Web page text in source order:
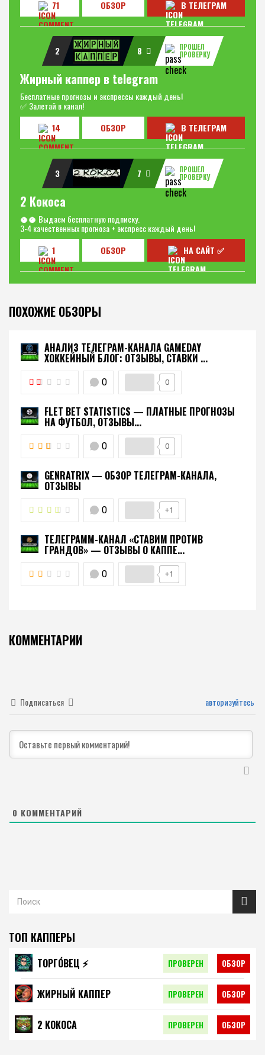
71 ОБЗОР В ТЕЛЕГРАМ
2 8
ПРОШЕЛ
ПРОВЕРКУ
Жирный каппер в telegram
Бесплатные прогнозы и экспрессы каждый день!
✅ Залетай в канал!
14
ОБЗОР В ТЕЛЕГРАМ
3 7
ПРОШЕЛ
ПРОВЕРКУ
2 Кокоса
🥥🥥 Выдаем бесплатную подписку.
3-4 качественных прогноза + экспресс каждый день!
1
ОБЗОР НА САЙТ ✅
ПОХОЖИЕ ОБЗОРЫ
АНАЛИЗ ТЕЛЕГРАМ-КАНАЛА GAMEDAY
ХОККЕЙНЫЙ БЛОГ: ОТЗЫВЫ, СТАВКИ ...
0 0
FLET BET STATISTICS — ПЛАТНЫЕ ПРОГНОЗЫ
НА ФУТБОЛ, ОТЗЫВЫ...
0 0
GENRATRIX — ОБЗОР ТЕЛЕГРАМ-КАНАЛА,
ОТЗЫВЫ
0 +1
ТЕЛЕГРАММ-КАНАЛ «СТАВИМ ПРОТИВ
ГРАНДОВ» — ОТЗЫВЫ О КАППЕ...
0 +1
КОММЕНТАРИИ
Подписаться авторизуйтесь
0 КОММЕНТАРИЙ
ТОП КАППЕРЫ
ТОРГО́ВЕЦ ⚡️ ПРОВЕРЕН ОБЗОР
ЖИРНЫЙ КАППЕР ПРОВЕРЕН ОБЗОР
2 КОКОСА ПРОВЕРЕН ОБЗОР